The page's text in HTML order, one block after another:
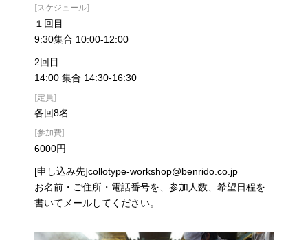
[スケジュール]
１回目
9:30集合 10:00-12:00
2回目
14:00 集合 14:30-16:30
[定員]
各回8名
[参加費]
6000円
[申し込み先]collotype-workshop@benrido.co.jp
お名前・ご住所・電話番号を、参加人数、希望日程を
書いてメールしてください。